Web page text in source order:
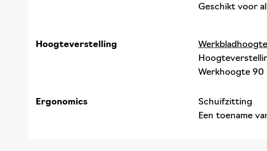
Geschikt voor
Hoogteverstelling
Werkhoogte 90
Ergonomics
Schuifzitting
Een toename